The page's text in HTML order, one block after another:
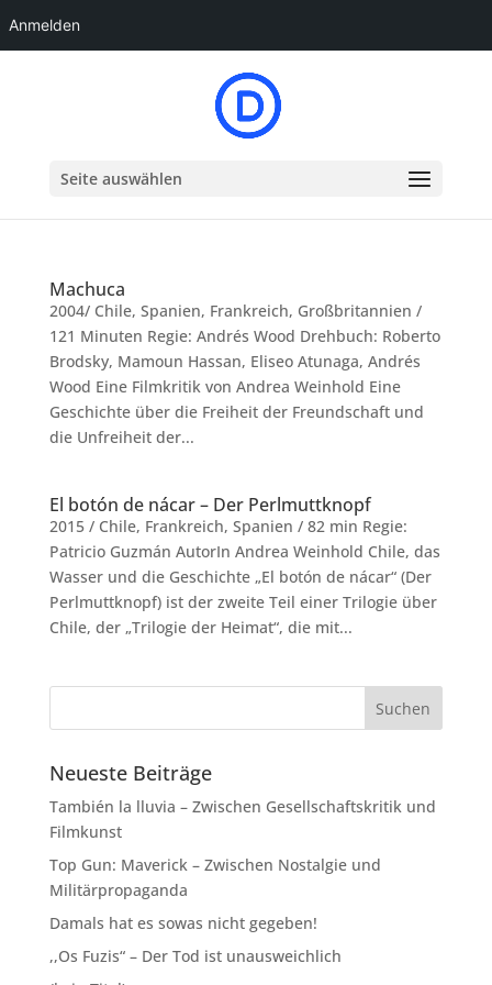
Anmelden
Seite auswählen
Machuca
2004/ Chile, Spanien, Frankreich, Großbritannien /
121 Minuten Regie: Andrés Wood Drehbuch: Roberto
Brodsky, Mamoun Hassan, Eliseo Atunaga, Andrés
Wood Eine Filmkritik von Andrea Weinhold Eine
Geschichte über die Freiheit der Freundschaft und
die Unfreiheit der...
El botón de nácar – Der Perlmuttknopf
2015 / Chile, Frankreich, Spanien / 82 min Regie:
Patricio Guzmán AutorIn Andrea Weinhold Chile, das
Wasser und die Geschichte „El botón de nácar“ (Der
Perlmuttknopf) ist der zweite Teil einer Trilogie über
Chile, der „Trilogie der Heimat“, die mit...
Neueste Beiträge
También la lluvia – Zwischen Gesellschaftskritik und
Filmkunst
Top Gun: Maverick – Zwischen Nostalgie und
Militärpropaganda
Damals hat es sowas nicht gegeben!
,,Os Fuzis“ – Der Tod ist unausweichlich